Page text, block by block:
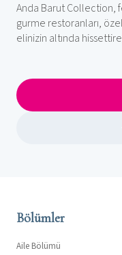
Anda Barut Collection,
gurme restoranları,
elinizin altında
Bölümler
Aile Bölümü